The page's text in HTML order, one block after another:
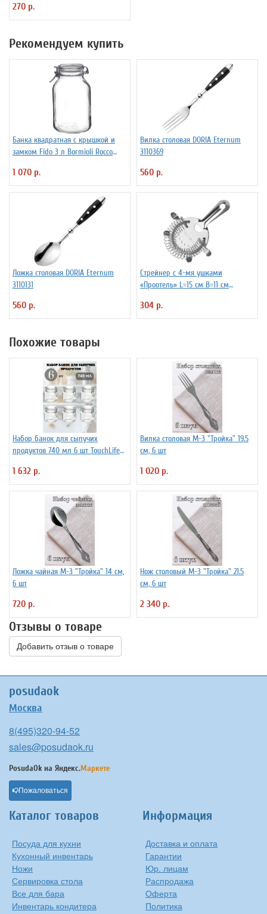
270 р.
Рекомендуем купить
Банка квадратная с крышкой и
замком Fido 3 л Bormioli Rocco
1 070 р.
Вилка столовая DORIA Eternum
3110369
560 р.
Ложка столовая DORIA Eternum
3110131
560 р.
Стрейнер с 4-мя ушками
«Проотель» L=15 см B=11 см
304 р.
Похожие товары
Набор банок для сыпучих
продуктов 740 мл 6 шт TouchLife
1 632 р.
Вилка столовая М-3 "Тройка" 19.5
см, 6 шт
1 020 р.
Ложка чайная М-3 "Тройка" 14 см,
6 шт
720 р.
Нож столовый М-3 "Тройка" 21.5
см, 6 шт
2 340 р.
Отзывы о товаре
Добавить отзыв о товаре
posudaok
Москва
8(495)320-94-52
sales@posudaok.ru
PosudaOk на Яндекс.Маркете
Пожаловаться
Каталог товаров
Посуда для кухни
Кухонный инвентарь
Ножи
Сервировка стола
Все для бара
Инвентарь кондитера
Информация
Доставка и оплата
Гарантии
Юр. лицам
Распродажа
Оферта
Политика